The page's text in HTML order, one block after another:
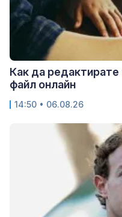
Как да редактирате
файл онлайн
14:50 • 06.08.26